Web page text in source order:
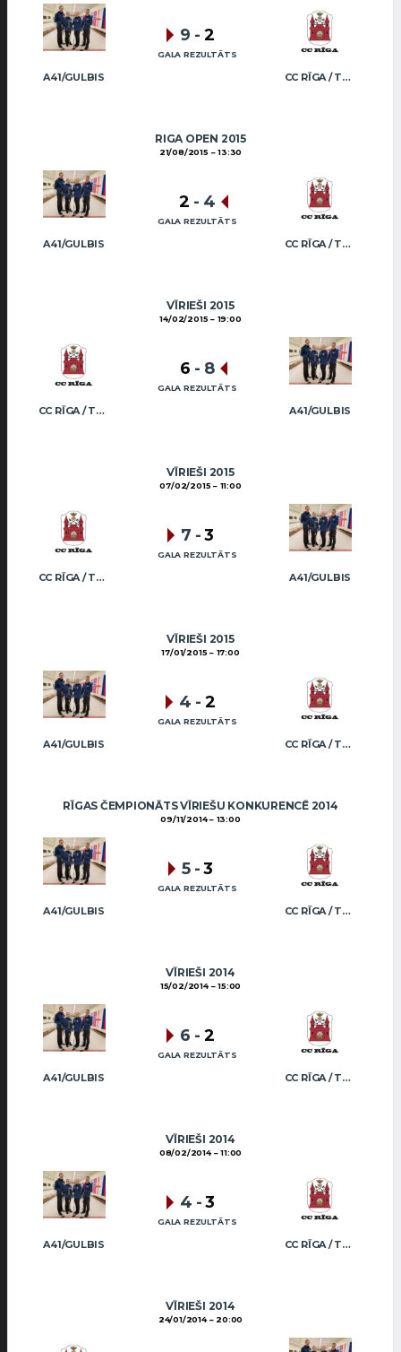
A41/GULBIS CC RĪGA / TRUKŠĀNS
9 - 2
GALA REZULTĀTS
RIGA OPEN 2015
21/08/2015 13:30
A41/GULBIS CC RĪGA / TRUKŠĀNS
2 - 4
GALA REZULTĀTS
VĪRIEŠI 2015
14/02/2015 19:00
CC RĪGA / TRUKŠĀNS A41/GULBIS
6 - 8
GALA REZULTĀTS
VĪRIEŠI 2015
07/02/2015 11:00
CC RĪGA / TRUKŠĀNS A41/GULBIS
7 -3
GALA REZULTĀTS
VĪRIEŠI 2015
17/01/2015 17:00
A41/GULBIS CC RĪGA / TRUKŠĀNS
4 - 2
GALA REZULTĀTS
RĪGAS ČEMPIONĀTS VĪRIEŠU KONKURENCĒ 2014
09/11/2014 13:00
A41/GULBIS CC RĪGA / TRUKŠĀNS
5 -3
GALA REZULTĀTS
VĪRIEŠI 2014
15/02/2014 15:00
A41/GULBIS CC RĪGA / TRUKŠĀNS
6 - 2
GALA REZULTĀTS
VĪRIEŠI 2014
08/02/2014 11:00
A41/GULBIS CC RĪGA / TRUKŠĀNS
4 -3
GALA REZULTĀTS
VĪRIEŠI 2014
24/01/2014 20:00